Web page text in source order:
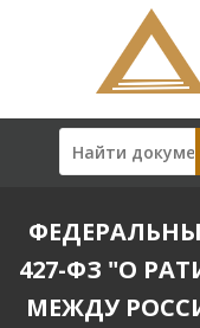
427-ФЗ "О
МЕЖДУ